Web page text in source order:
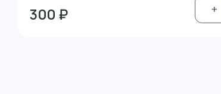
300 ₽ +